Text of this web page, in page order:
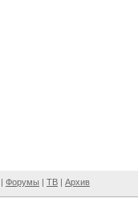
| Форумы | ТВ | Архив